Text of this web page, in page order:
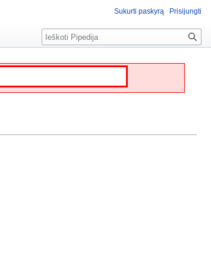
Sukurti paskyrą Prisijungti
Paieška